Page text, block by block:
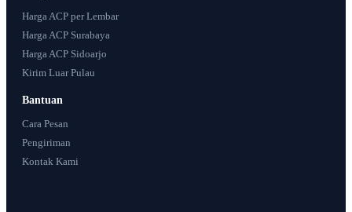
Harga ACP per Lembar
Harga ACP Surabaya
Harga ACP Sidoarjo
Kirim Luar Pulau
Bantuan
Cara Pesan
Pengiriman
Kontak Kami